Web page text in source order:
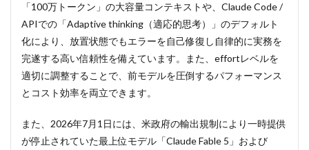
「100万トークン」の大容量コンテキストや、Claude Code /
APIでの「Adaptive thinking（適応的思考）」のデフォルト
化により、放置状態でもエラーを自己修復し自律的に実務を
完遂する高い信頼性を備えています。また、effortレベルを
適切に調整することで、前モデルを圧倒するパフォーマンス
とコスト効率を両立できます。
また、2026年7月1日には、米政府の輸出規制により一時提供
が停止されていた最上位モデル「Claude Fable 5」および